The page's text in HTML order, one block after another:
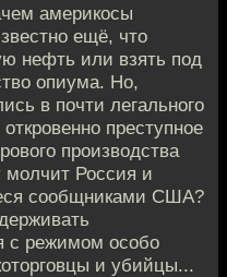
америкосы
ещё, что
нефть или взять под
опиума. Но,
в почти легального
преступное
производства
Россия и
сообщниками США?
с режимом особо
и убийцы...